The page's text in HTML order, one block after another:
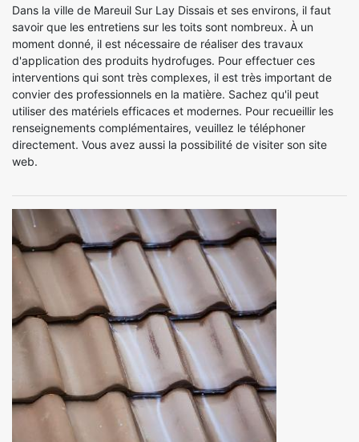
Dans la ville de Mareuil Sur Lay Dissais et ses environs, il faut
savoir que les entretiens sur les toits sont nombreux. À un
moment donné, il est nécessaire de réaliser des travaux
d'application des produits hydrofuges. Pour effectuer ces
interventions qui sont très complexes, il est très important de
convier des professionnels en la matière. Sachez qu'il peut
utiliser des matériels efficaces et modernes. Pour recueillir les
renseignements complémentaires, veuillez le téléphoner
directement. Vous avez aussi la possibilité de visiter son site
web.